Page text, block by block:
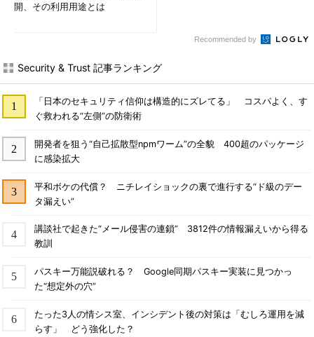
開、その利用用途とは
Recommended by
Security & Trust 記事ランキング
「日本のセキュリティ信仰は構造的にズレてる」 コスパよく、す
ぐ救われる“左側”の防衛術
開発者を狙う“自己拡散型npmワーム”の全貌 400超のパッケージ
に感染拡大
平和ボケの代償？ ニチレイショックの裏で進行する“ド級のデー
タ漏えい”
講談社で起きた“メール侵害の連鎖” 3812件の情報漏えいから得る
教訓
パスキー万能説破れる？ Google同期パスキー実装に見つかっ
た“想定外の穴”
たった3人の情シス室、インシデント後の対策は「むしろ運用を減
らす」 どう強化した？